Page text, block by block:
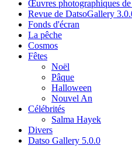
Œuvres photographiques
Revue de DatsoGallery
Fonds d'écran
La pêche
Cosmos
Fêtes
Noël
Pâque
Halloween
Nouvel An
Célébrités
Salma Hayek
Divers
Datso Gallery 5.0.0